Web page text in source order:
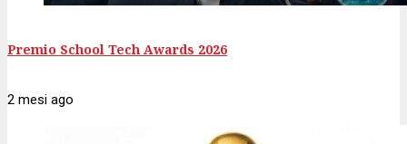
Premio School Tech Awards 2026
2 mesi ago